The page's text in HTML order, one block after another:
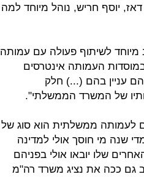
יוסף חריש, נוהל מיוחד למה
לשיתוף פעולה עם עמותה
העמותה אינטרסים
עניין בהם (...) חלק
של המשרד הממשלתי".
לעמותה ממשלתית הוא סוג של
שנה מי חוסך אולי למדינה
שלו יובאו אולי בפניהם
גם ככה את נציג משרד רה"מ